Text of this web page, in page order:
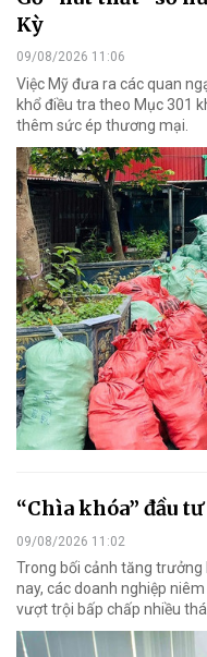
Kỳ
09/08/2026 11:06
Việc Mỹ đưa ra các quan
khổ điều tra theo Mục 301
thêm sức ép thương mại.
“Chìa khóa” đầu
09/08/2026 11:02
Trong bối cảnh tăng
nay, các doanh nghiệp
vượt trội bấp chấp nhiều